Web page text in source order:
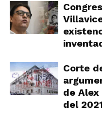
Corte
de Alex
del